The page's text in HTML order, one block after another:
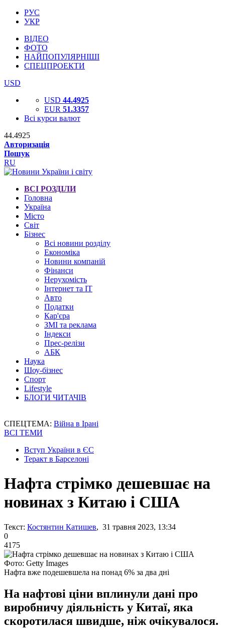
РУС
УКР
ВІДЕО
ФОТО
НАЙПОПУЛЯРНІШІ
СПЕЦПРОЕКТИ
USD
USD 44.4925
EUR 51.3357
Всі курси валют
44.4925
Авторизація
Пошук
RU
ВСІ РОЗДІЛИ
Головна
Україна
Місто
Світ
Бізнес
Всі новини розділу
Економіка
Новини компаній
Фінанси
Нерухомість
Інтернет та IT
Авто
Податки
Кар'єра
ЗМІ та реклама
Індекси
Прес-релізи
АБК
Наука
Шоу-бізнес
Спорт
Lifestyle
БЛОГИ ЧИТАЧІВ
СПЕЦТЕМА: Війна в Ірані
ВСІ ТЕМИ
Вступ України в ЄС
Теракт в Барселоні
Нафта стрімко дешевшає на
новинах з Китаю і США
Текст: Костянтин Катишев, 31 травня 2023, 13:34
0
4175
Фото: Getty Images
Нафта вже подешевшела на понад 6% за два дні
На нафтові ціни вплинули дані про
виробничу діяльність у Китаї, яка
скоротилася швидше, ніж очікувалося.